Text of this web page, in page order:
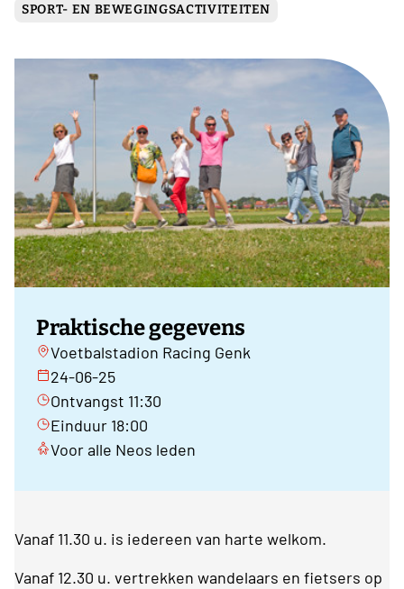
SPORT- EN BEWEGINGSACTIVITEITEN
Praktische gegevens
Voetbalstadion Racing Genk
24-06-25
Ontvangst 11:30
Einduur 18:00
Voor alle Neos leden
Vanaf 11.30 u. is iedereen van harte welkom.
Vanaf 12.30 u. vertrekken wandelaars en fietsers op